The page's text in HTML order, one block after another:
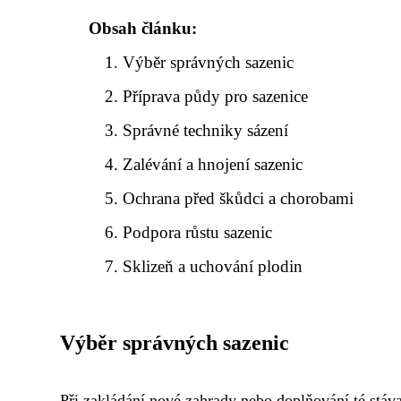
Obsah článku:
Výběr správných sazenic
Příprava půdy pro sazenice
Správné techniky sázení
Zalévání a hnojení sazenic
Ochrana před škůdci a chorobami
Podpora růstu sazenic
Sklizeň a uchování plodin
Výběr správných sazenic